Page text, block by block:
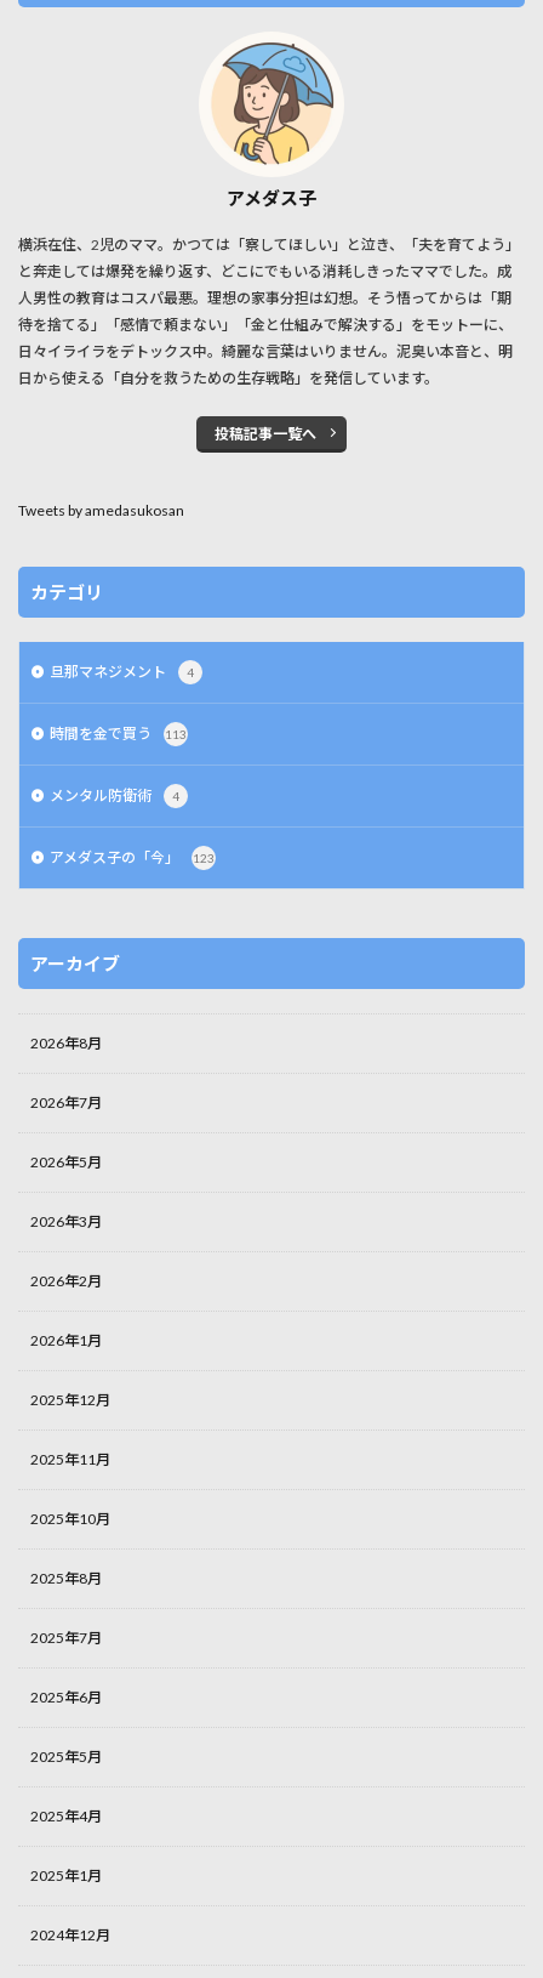
アメダス子
横浜在住、2児のママ。かつては「察してほしい」と泣き、「夫を育てよう」
と奔走しては爆発を繰り返す、どこにでもいる消耗しきったママでした。成
人男性の教育はコスパ最悪。理想の家事分担は幻想。そう悟ってからは「期
待を捨てる」「感情で頼まない」「金と仕組みで解決する」をモットーに、
日々イライラをデトックス中。綺麗な言葉はいりません。泥臭い本音と、明
日から使える「自分を救うための生存戦略」を発信しています。
投稿記事一覧へ
Tweets by amedasukosan
カテゴリ
旦那マネジメント 4
時間を金で買う 113
メンタル防衛術 4
アメダス子の「今」 123
アーカイブ
2026年8月
2026年7月
2026年5月
2026年3月
2026年2月
2026年1月
2025年12月
2025年11月
2025年10月
2025年8月
2025年7月
2025年6月
2025年5月
2025年4月
2025年1月
2024年12月